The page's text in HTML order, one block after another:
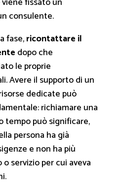
consulente.
fase,ricontattare il
dopo che
le proprie
Avere il supporto di un
dedicate può
richiamare una
tempo può significare,
persona ha già
e non ha più
servizio per cui aveva